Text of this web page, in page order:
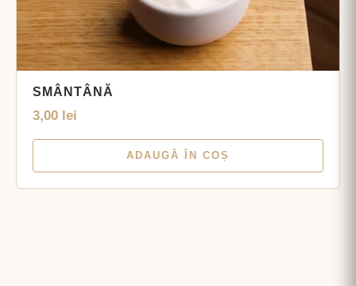
SMÂNTÂNĂ
3,00 lei
ADAUGĂ ÎN COȘ